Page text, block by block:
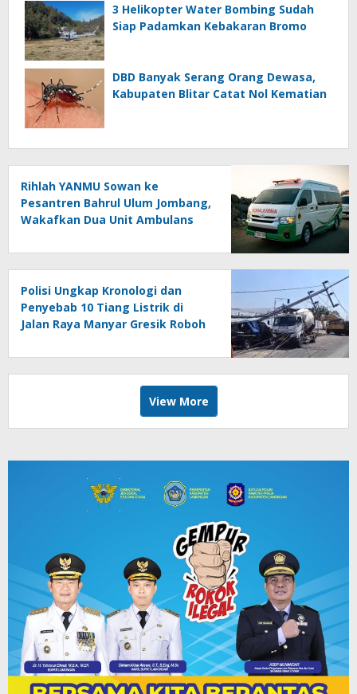
3 Helikopter Water Bombing Sudah
Siap Padamkan Kebakaran Bromo
DBD Banyak Serang Orang Dewasa,
Kabupaten Blitar Catat Nol Kematian
Rihlah YANMU Sowan ke
Pesantren Bahrul Ulum Jombang,
Wakafkan Dua Unit Ambulans
Polisi Ungkap Kronologi dan
Penyebab 10 Tiang Listrik di
Jalan Raya Manyar Gresik Roboh
View More